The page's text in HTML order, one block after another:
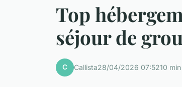
Top
séjour de
C Callista28/04/2026 07:5210